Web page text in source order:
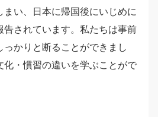
まい、日本に帰国後にいじめに
告されています。私たちは事前
かりと断ることができまし
化・慣習の違いを学ぶことがで